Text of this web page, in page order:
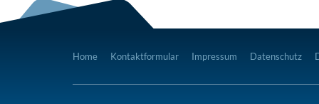
Home Kontaktformular Impressum Datenschutz